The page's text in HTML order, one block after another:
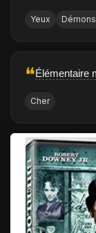
Yeux
❝Élémentaire
Cher